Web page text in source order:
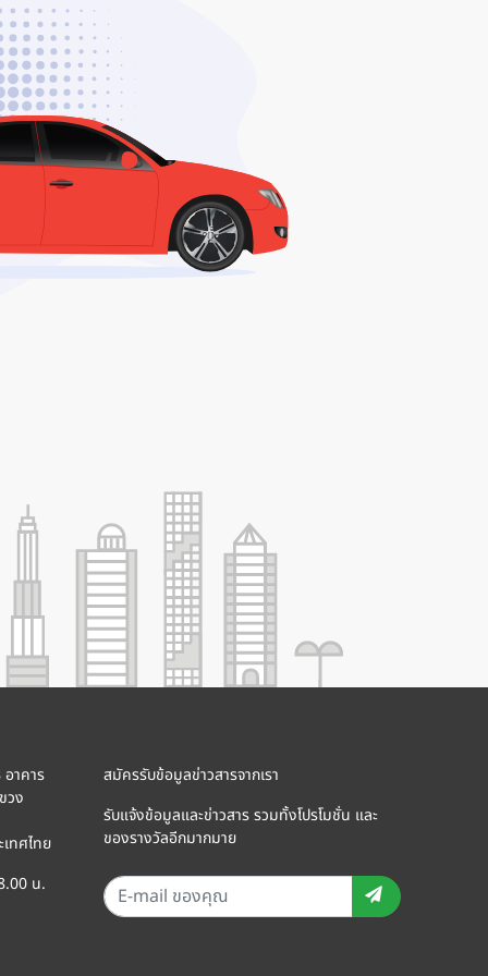
าคาร
วง
ทศไทย
น.
สมัครรับข้อมูลข่าวสารจากเรา
รับแจ้งข้อมูลและข่าวสาร รวมทั้งโปรโมชั่น และ
ของรางวัลอีกมากมาย